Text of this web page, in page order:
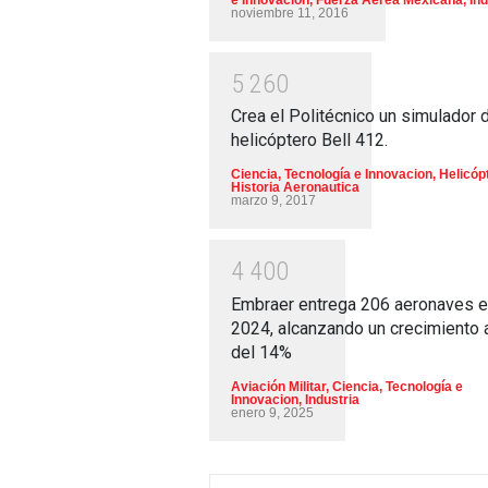
noviembre 11, 2016
5 260
Crea el Politécnico un simulador
helicóptero Bell 412.
Ciencia, Tecnología e Innovacion,
Historia Aeronautica
marzo 9, 2017
4 400
Embraer entrega 206 aeronaves
2024, alcanzando un crecimiento
del 14%
Aviación Militar, Ciencia, Tecnología e
Innovacion, Industria
enero 9, 2025